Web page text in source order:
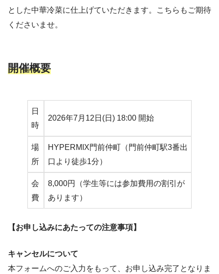
とした中華冷菜に仕上げていただきます。こちらもご期待
くださいませ。
開催概要
日
時
2026年7月12日(日) 18:00 開始
場
所
HYPERMIX門前仲町（門前仲町駅3番出
口より徒歩1分）
会
費
8,000円（学生等には参加費用の割引が
あります）
【お申し込みにあたっての注意事項】
キャンセルについて
本フォームへのご入力をもって、お申し込み完了となりま